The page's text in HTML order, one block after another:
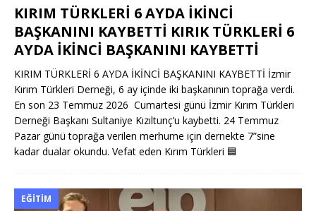
KIRIM TÜRKLERİ 6 AYDA İKİNCİ
BAŞKANINI KAYBETTİ KIRIK TÜRKLERİ 6
AYDA İKİNCİ BAŞKANINI KAYBETTİ
KIRIM TÜRKLERİ 6 AYDA İKİNCİ BAŞKANINI KAYBETTİ İzmir
Kırım Türkleri Derneği, 6 ay içinde iki başkanının toprağa verdi.
En son 23 Temmuz 2026 Cumartesi günü İzmir Kırım Türkleri
Derneği Başkanı Sultaniye Kızıltunç’u kaybetti. 24 Temmuz
Pazar günü toprağa verilen merhume için dernekte 7”sine
kadar dualar okundu. Vefat eden Kırım Türkleri 🟦
EĞITIM